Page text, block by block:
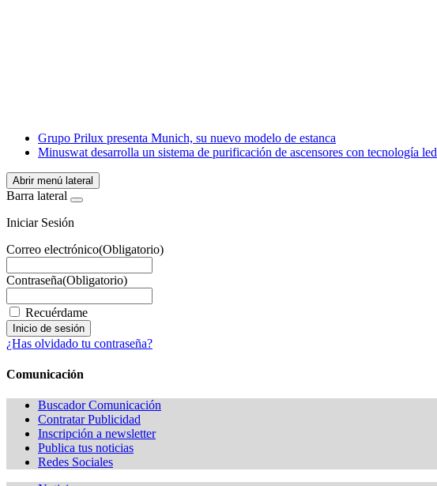
WhatsApp
Grupo Prilux presenta Munich, su nuevo modelo de estanca
Minuswat desarrolla un sistema de purificación de ascensores con tecnología led
Abrir menú lateral
Barra lateral
Iniciar Sesión
Correo electrónico(Obligatorio)
Contraseña(Obligatorio)
Recuérdame
¿Has olvidado tu contraseña?
Comunicación
Buscador Comunicación
Contratar Publicidad
Inscripción a newsletter
Publica tus noticias
Redes Sociales